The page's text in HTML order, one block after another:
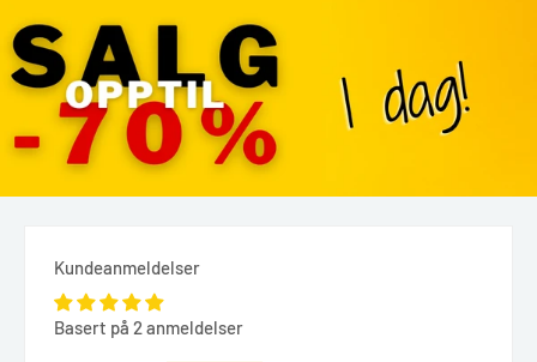
Kundeanmeldelser
Basert på 2 anmeldelser